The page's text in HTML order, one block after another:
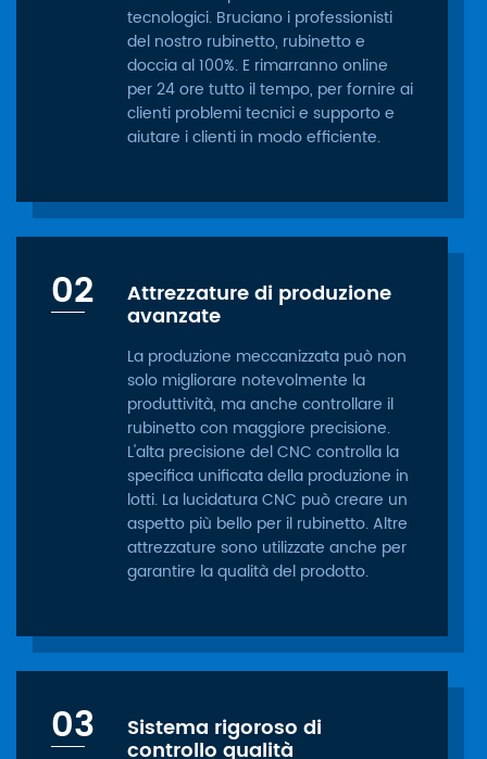
tecnologici. Bruciano i professionisti
del nostro rubinetto, rubinetto e
doccia al 100%. E rimarranno online
per 24 ore tutto il tempo, per fornire ai
clienti problemi tecnici e supporto e
aiutare i clienti in modo efficiente.
02 Attrezzature di produzione
avanzate
La produzione meccanizzata può non
solo migliorare notevolmente la
produttività, ma anche controllare il
rubinetto con maggiore precisione.
L'alta precisione del CNC controlla la
specifica unificata della produzione in
lotti. La lucidatura CNC può creare un
aspetto più bello per il rubinetto. Altre
attrezzature sono utilizzate anche per
garantire la qualità del prodotto.
03 Sistema rigoroso di
controllo qualità